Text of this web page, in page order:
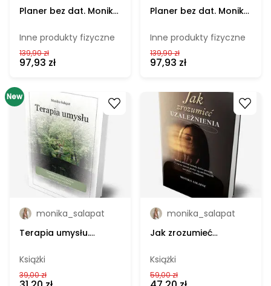
zł
Planer bez dat. Monika
beżowy
Inne produkty fizyczne
139,90 zł
97,93 zł
Planer bez dat. Monika
czarny
Inne produkty fizyczne
139,90 zł
97,93 zł
New
Go to product
monika_salapat
Terapia umysłu.
książka
Książki
39,00 zł
Go to product
monika_salapat
Jak zrozumieć
Sałapat - książka
Książki
59,00 zł